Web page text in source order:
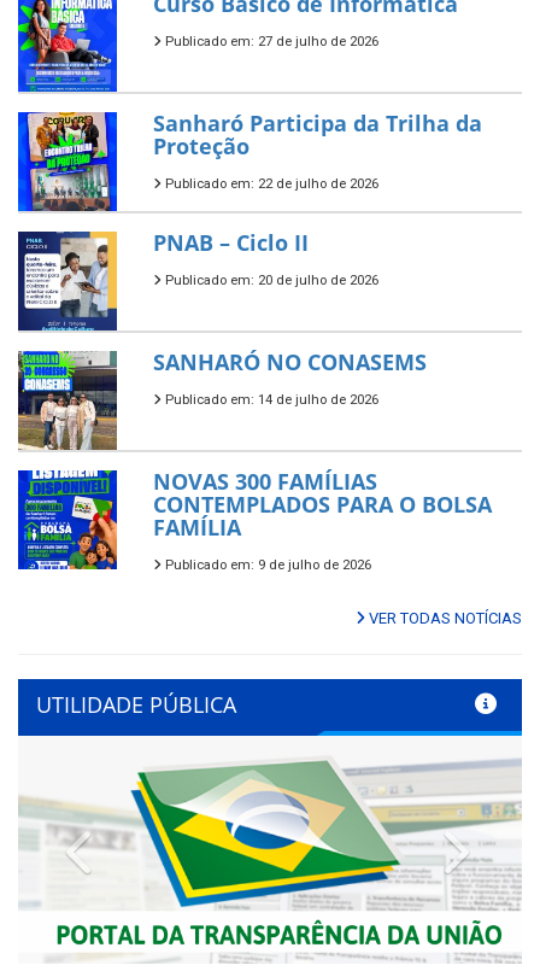
Publicado em: 27 de julho de 2026
Sanharó Participa da Trilha da
Proteção
Publicado em: 22 de julho de 2026
PNAB – Ciclo II
Publicado em: 20 de julho de 2026
SANHARÓ NO CONASEMS
Publicado em: 14 de julho de 2026
NOVAS 300 FAMÍLIAS
CONTEMPLADOS PARA O BOLSA
FAMÍLIA
Publicado em: 9 de julho de 2026
VER TODAS NOTÍCIAS
UTILIDADE PÚBLICA
Previous Next